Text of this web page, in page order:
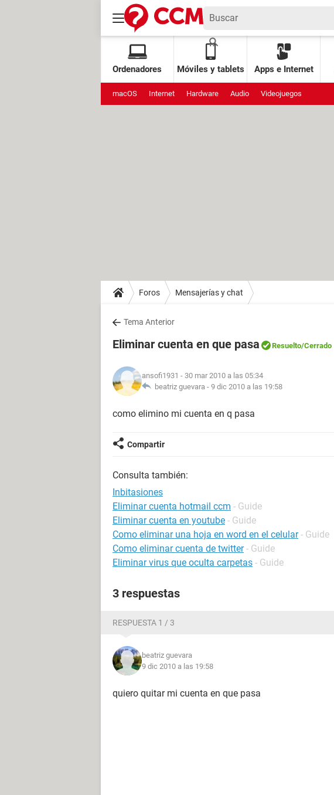
Ordenadores Móviles y tablets Apps e Internet
macOS Internet Hardware Audio Videojuegos
Foros Mensajerías y chat
Tema Anterior
Eliminar cuenta en que pasa Resuelto/Cerrado
ansofi1931 - 30 mar 2010 a las 05:34
beatriz guevara - 9 dic 2010 a las 19:58
como elimino mi cuenta en q pasa
Compartir
Consulta también:
Inbitasiones
Eliminar cuenta hotmail ccm - Guide
Eliminar cuenta en youtube - Guide
Como eliminar una hoja en word en el celular - Guide
Como eliminar cuenta de twitter - Guide
Eliminar virus que oculta carpetas - Guide
3 respuestas
RESPUESTA 1 / 3
beatriz guevara
9 dic 2010 a las 19:58
quiero quitar mi cuenta en que pasa